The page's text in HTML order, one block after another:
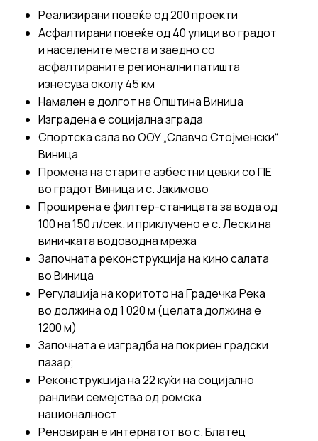
Реализирани повеќе од 200 проекти
Асфалтирани повеќе од 40 улици во градот
и населените места и заедно со
асфалтираните регионални патишта
изнесува околу 45 км
Намален е долгот на Општина Виница
Изградена е социјална зграда
Спортска сала во ООУ „Славчо Стојменски“
Виница
Промена на старите азбестни цевки со ПЕ
во градот Виница и с. Јакимово
Проширена е филтер-станицата за вода од
100 на 150 л/сек. и приклучено е с. Лески на
виничката водоводна мрежа
Започната реконструкција на кино салата
во Виница
Регулација на коритото на Градечка Река
во должина од 1 020 м (целата должина е
1200 м)
Започната е изградба на покриен градски
пазар;
Реконструкција на 22 куќи на социјално
ранливи семејства од ромска
националност
Реновиран е интернатот во с. Блатец